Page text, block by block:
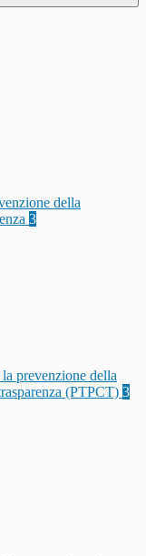
della
3
prevenzione della
(PTPCT) 3